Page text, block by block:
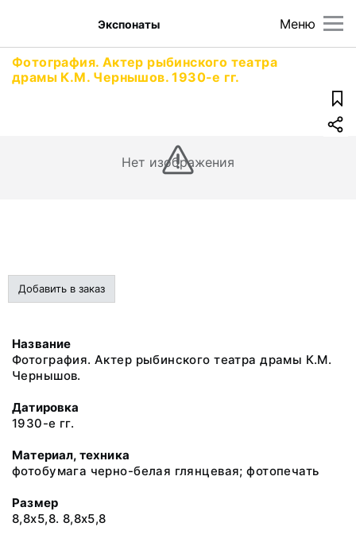
Меню
Экспонаты
Фотография. Актер рыбинского театра
драмы К.М. Чернышов. 1930-е гг.
Нет изображения
Добавить в заказ
Название
Фотография. Актер рыбинского театра драмы К.М.
Чернышов.
Датировка
1930-е гг.
Материал, техника
фотобумага черно-белая глянцевая; фотопечать
Размер
8,8х5,8. 8,8х5,8